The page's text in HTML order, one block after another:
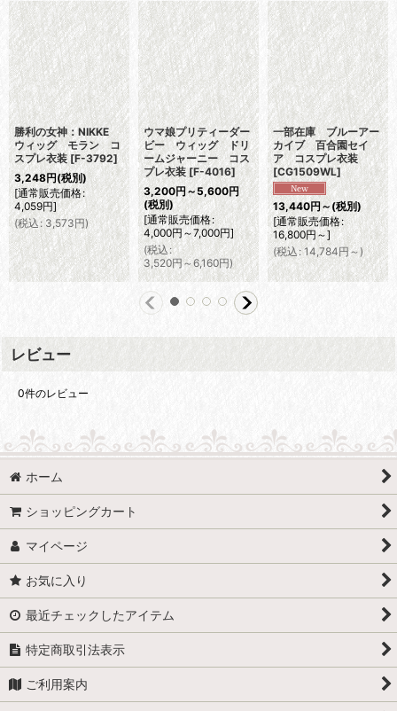
勝利の女神：NIKKE
ウィッグ モラン コ
スプレ衣装 [F-3792]
3,248円(税別)
[通常販売価格:
4,059円]
(税込 : 3,573円)
ウマ娘プリティーダー
ビー ウィッグ ドリ
ームジャーニー コス
プレ衣装 [F-4016]
3,200円～5,600円
(税別)
[通常販売価格:
4,000円～7,000円]
(税込 :
3,520円～6,160円)
一部在庫 ブルーアー
カイブ 百合園セイ
ア コスプレ衣装
[CG1509WL]
13,440円～(税別)
[通常販売価格:
16,800円～]
(税込 : 14,784円～ )
レビュー
0件のレビュー
ホーム
ショッピングカート
マイページ
お気に入り
最近チェックしたアイテム
特定商取引法表示
ご利用案内